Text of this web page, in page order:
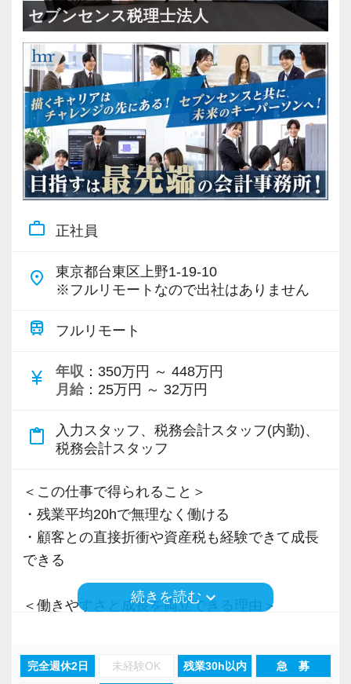
・全国14拠点で事業展開
・従業員240名以上に拡大
・会計・税務・財務・労務まで対応
・専門家が在籍しワンストップ支援
＜学びを後押し＞
・書籍購入費／研修費は全額会社負担
・隔月で税法・実務の学習会あり
・資格取得を目指す社員が多数
＜募集の背景＞
・組織力強化に向けた採用
Q. 当事務所を選んだ理由は？
A. 幅広い業務を経験できる点に魅力を感じ、入
所を決めました。
A. さまざまな業務を任せてもらえるので、以前
より成長スピードが上がったと感じています。
Q. 職場の雰囲気は？
A. 上司や先輩に相談しやすく、風通しの良い職
場だと感じています。
・税務経験を活かして成長したい方
セブンセンス税理士法人
work_outline 正社員
place
東京都台東区上野1-19-10
※フルリモートなので出社はありません
train フルリモート
currency_yen 年収 ：350万円 ～ 448万円
月給 ：25万円 ～ 32万円
content_paste
入力スタッフ、税務会計スタッフ(内勤)、
税務会計スタッフ
＜この仕事で得られること＞
・残業平均20hで無理なく働ける
・顧客との直接折衝や資産税も経験できて成長
できる
＜働きやすさと成長を両立できる理由＞
・分業体制で業務負担を軽減
・顧客対応や提案業務に集中可能
続きを読むkeyboard_arrow_down
完全週休2日 未経験OK 残業30h以内 急 募